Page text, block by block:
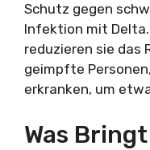
Schutz gegen
Infektion mit
reduzieren sie das
geimpfte
erkranken, um
Was